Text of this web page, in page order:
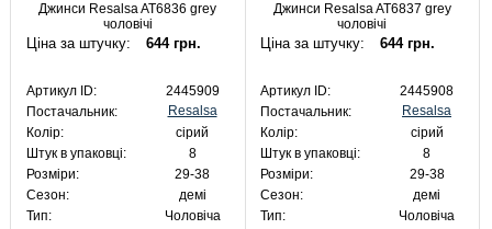
Джинси Resalsa AT6836 grey
чоловічі
Ціна за штучку: 644 грн.
Артикул ID:
2445909
Постачальник:
Resalsa
Колір:
сірий
Штук в упаковці:
8
Розміри:
29-38
Сезон:
демі
Тип:
Чоловіча
Джинси Resalsa AT6837 grey
чоловічі
Ціна за штучку: 644 грн.
Артикул ID:
2445908
Постачальник:
Resalsa
Колір:
сірий
Штук в упаковці:
8
Розміри:
29-38
Сезон:
демі
Тип:
Чоловіча